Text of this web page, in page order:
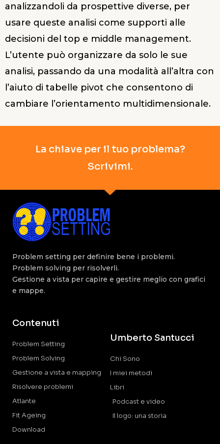
analizzandoli da prospettive diverse, per
usare queste analisi come supporti alle
decisioni del top e middle management.
L’utente può organizzare da solo le sue
analisi, passando da una modalità all’altra con
l’aiuto di tabelle pivot che consentono di
cambiare l’orientamento multidimensionale.
La chiave per il tuo problema?
Scrivimi.
Problem setting per definire bene i problemi.
Problem solving per risolverli.
Gestione a vista per capire e gestire meglio con grafici
e mappe.
Contenuti
Problem Setting
Problem Solving
Gestione a vista e mapping
Risolvere problemi
Atlante
Fit Ageing
Download
Umberto Santucci
Chi Sono
I miei metodi
Libri
Podcast e video
Il logo: una storia